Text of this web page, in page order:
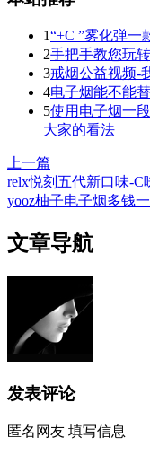
1“+C ”雾化弹一
2手把手教您玩
3戒烟公益视频-
4电子烟能不能
5使用电子烟一
大家的看法
上一篇
relx悦刻五代新口味-C
yooz柚子电子烟多钱
文章导航
发表评论
匿名网友 填写信息